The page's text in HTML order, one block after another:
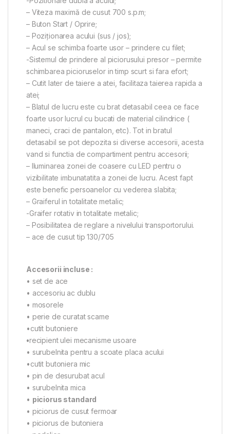
– Viteza maximă de cusut 700 s.p.m;
– Buton Start / Oprire;
– Poziționarea acului (sus / jos);
– Acul se schimba foarte usor – prindere cu filet;
-Sistemul de prindere al piciorusului presor – permite
schimbarea picioruselor in timp scurt si fara efort;
– Cutit later de taiere a atei, facilitaza taierea rapida a
atei;
– Blatul de lucru este cu brat detasabil ceea ce face
foarte usor lucrul cu bucati de material cilindrice (
maneci, craci de pantalon, etc). Tot in bratul
detasabil se pot depozita si diverse accesorii, acesta
vand si functia de compartiment pentru accesorii;
– Iluminarea zonei de coasere cu LED pentru o
vizibilitate imbunatatita a zonei de lucru. Acest fapt
este benefic persoanelor cu vederea slabita;
– Graiferul in totalitate metalic;
-Graifer rotativ in totalitate metalic;
– Posibilitatea de reglare a nivelului transportorului.
– ace de cusut tip 130/705
Accesorii incluse :
• set de ace
• accesoriu ac dublu
• mosorele
• perie de curatat scame
•cutit butoniere
•recipient ulei mecanisme usoare
• surubelnita pentru a scoate placa acului
•cutit butoniera mic
• pin de desurubat acul
• surubelnita mica
• piciorus standard
• piciorus de cusut fermoar
• piciorus de butoniera